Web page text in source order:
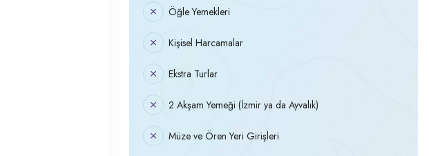
Öğle Yemekleri
Kişisel Harcamalar
Ekstra Turlar
2 Akşam Yemeği (İzmir ya da Ayvalık)
Müze ve Ören Yeri Girişleri